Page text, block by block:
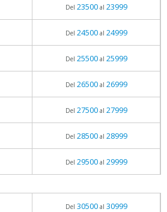
Del 23500al 23999
Del 24500al 24999
Del 25500al 25999
Del 26500al 26999
Del 27500al 27999
Del 28500al 28999
Del 29500al 29999
Del 30500al 30999